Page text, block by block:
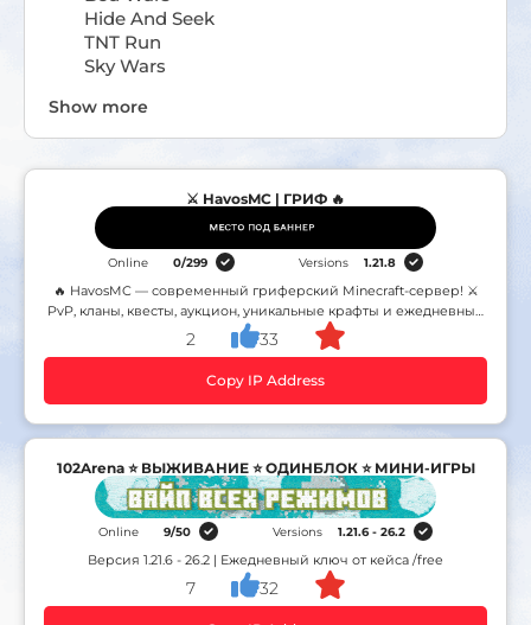
Hide And Seek
TNT Run
Sky Wars
Show more
⚔️ HavosMC | ГРИФ 🔥
Online 0/299 Versions 1.21.8
🔥 HavosMC — современный гриферский Minecraft-сервер! ⚔️
PvP, кланы, квесты, аукцион, уникальные крафты и ежедневные
награды 🎁
2 33
Copy IP Address
102Arena ⭐ ВЫЖИВАНИЕ ⭐ ОДИНБЛОК ⭐ МИНИ-ИГРЫ
Online 9/50 Versions 1.21.6 - 26.2
Версия 1.21.6 - 26.2 | Ежедневный ключ от кейса /free
7 32